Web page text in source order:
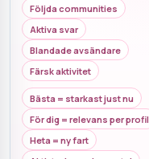
Följda communities
Aktiva svar
Blandade avsändare
Färsk aktivitet
Bästa = starkast just nu
För dig = relevans per profil
Heta = ny fart